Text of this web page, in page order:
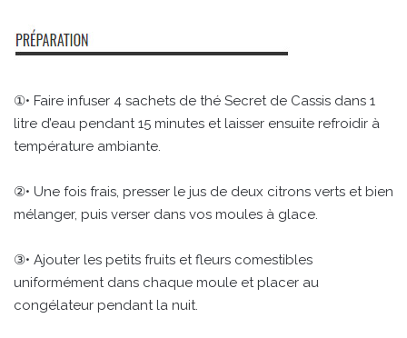
①• Faire infuser 4 sachets de thé Secret de Cassis dans 1
litre d’eau pendant 15 minutes et laisser ensuite refroidir à
température ambiante.
②• Une fois frais, presser le jus de deux citrons verts et bien
mélanger, puis verser dans vos moules à glace.
③• Ajouter les petits fruits et fleurs comestibles
uniformément dans chaque moule et placer au
congélateur pendant la nuit.